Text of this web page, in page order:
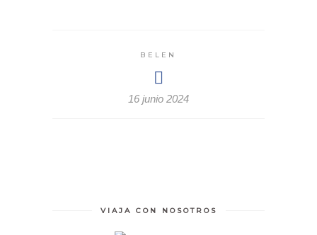
BELEN
16 junio 2024
VIAJA CON NOSOTROS